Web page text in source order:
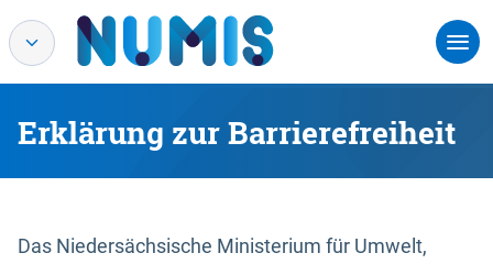
Erklärung zur Barrierefreiheit
Das Niedersächsische Ministerium für Umwelt,